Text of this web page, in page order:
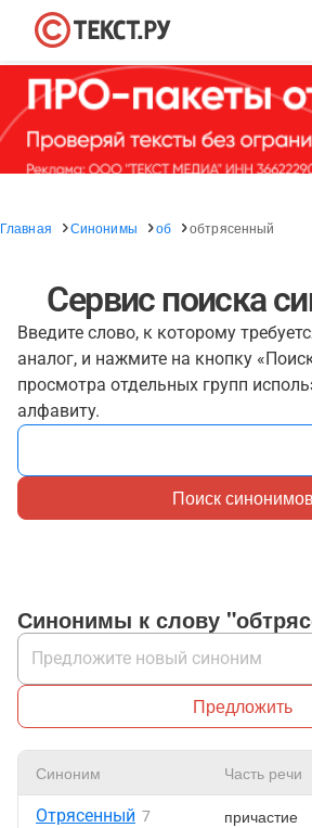
Главная Синонимы об обтрясенный
Сервис поиска
Введите слово, к которому
аналог, и нажмите на кнопку
просмотра отдельных групп
алфавиту.
Поиск синонимов
Синонимы к слову
Предложить
Синоним Часть речи
Отрясенный 7 причастие